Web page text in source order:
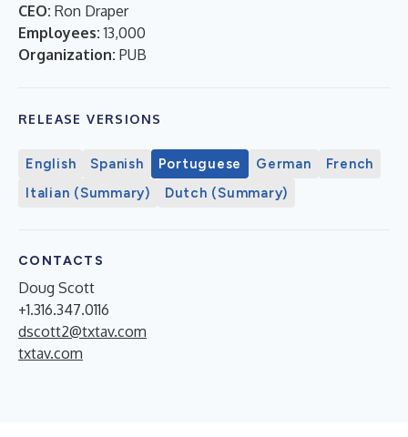
CEO: Ron Draper
Employees: 13,000
Organization: PUB
RELEASE VERSIONS
English Spanish Portuguese German
French
Italian (Summary)
Dutch (Summary)
CONTACTS
Doug Scott
+1.316.347.0116
dscott2@txtav.com
txtav.com